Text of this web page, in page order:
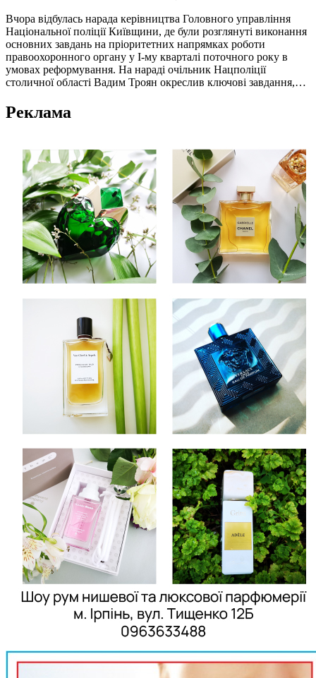
Вчора відбулась нарада керівництва Головного управління
Національної поліції Київщини, де були розглянуті виконання
основних завдань на пріоритетних напрямках роботи
правоохоронного органу у І-му кварталі поточного року в
умовах реформування. На нараді очільник Нацполіції
столичної області Вадим Троян окреслив ключові завдання,…
Реклама